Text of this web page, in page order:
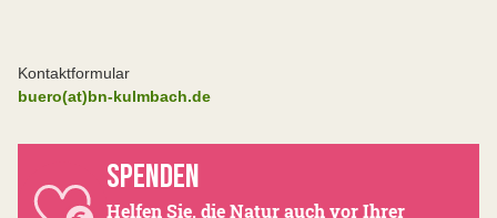
Kontaktformular
buero(at)bn-kulmbach.de
SPENDEN
Helfen Sie, die Natur auch vor Ihrer